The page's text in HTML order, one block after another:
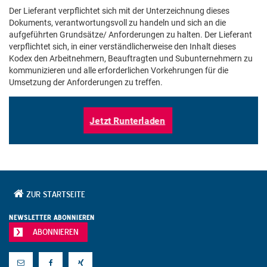
Der Lieferant verpflichtet sich mit der Unterzeichnung dieses
Dokuments, verantwortungsvoll zu handeln und sich an die
aufgeführten Grundsätze/ Anforderungen zu halten. Der Lieferant
verpflichtet sich, in einer verständlicherweise den Inhalt dieses
Kodex den Arbeitnehmern, Beauftragten und Subunternehmern zu
kommunizieren und alle erforderlichen Vorkehrungen für die
Umsetzung der Anforderungen zu treffen.
Jetzt Runterladen
ZUR STARTSEITE
NEWSLETTER ABONNIEREN
ABONNIEREN